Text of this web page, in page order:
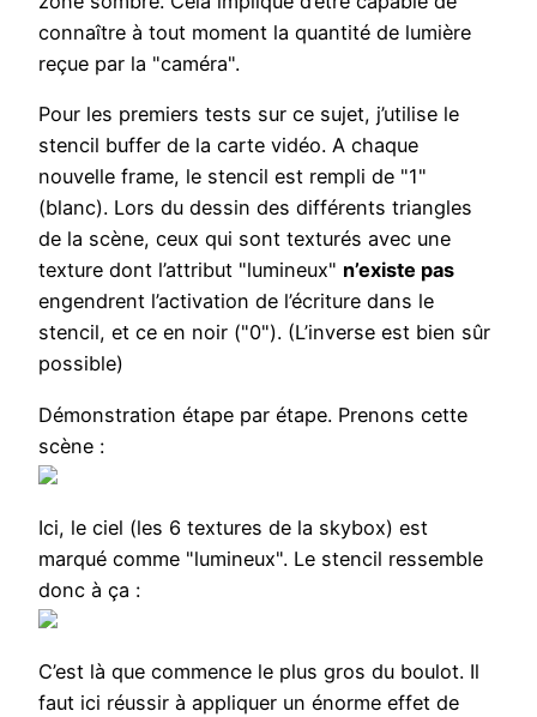
connaître à tout moment la quantité de lumière
reçue par la "caméra".
Pour les premiers tests sur ce sujet, j’utilise le
stencil buffer de la carte vidéo. A chaque
nouvelle frame, le stencil est rempli de "1"
(blanc). Lors du dessin des différents triangles
de la scène, ceux qui sont texturés avec une
texture dont l’attribut "lumineux" n’existe pas
engendrent l’activation de l’écriture dans le
stencil, et ce en noir ("0"). (L’inverse est bien sûr
possible)
Démonstration étape par étape. Prenons cette
scène :
Ici, le ciel (les 6 textures de la skybox) est
marqué comme "lumineux". Le stencil ressemble
donc à ça :
C’est là que commence le plus gros du boulot. Il
faut ici réussir à appliquer un énorme effet de